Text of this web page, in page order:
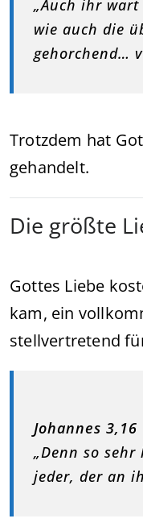
„Auch ihr
wie auch die
gehorchend…
Trotzdem hat
gehandelt.
Die größte
Gottes Liebe
kam, ein
stellvertretend
Johannes 3,16
„Denn so
jeder, der an